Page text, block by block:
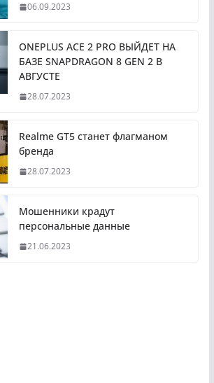
06.09.2023
ONEPLUS ACE 2 PRO ВЫЙДЕТ НА
БАЗЕ SNAPDRAGON 8 GEN 2 В
АВГУСТЕ
28.07.2023
Realme GT5 станет флагманом
бренда
28.07.2023
Мошенники крадут
персональные данные
21.06.2023